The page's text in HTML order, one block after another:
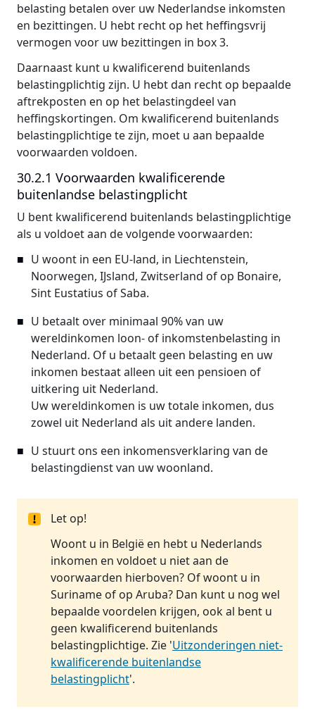
belasting betalen over uw Nederlandse inkomsten
en bezittingen. U hebt recht op het heffingsvrij
vermogen voor uw bezittingen in box 3.
Daarnaast kunt u kwalificerend buitenlands
belastingplichtig zijn. U hebt dan recht op bepaalde
aftrekposten en op het belastingdeel van
heffingskortingen. Om kwalificerend buitenlands
belastingplichtige te zijn, moet u aan bepaalde
voorwaarden voldoen.
30.2.1 Voorwaarden kwalificerende
buitenlandse belastingplicht
U bent kwalificerend buitenlands belastingplichtige
als u voldoet aan de volgende voorwaarden:
U woont in een EU-land, in Liechtenstein,
Noorwegen, IJsland, Zwitserland of op Bonaire,
Sint Eustatius of Saba.
U betaalt over minimaal 90% van uw
wereldinkomen loon- of inkomstenbelasting in
Nederland. Of u betaalt geen belasting en uw
inkomen bestaat alleen uit een pensioen of
uitkering uit Nederland.
Uw wereldinkomen is uw totale inkomen, dus
zowel uit Nederland als uit andere landen.
U stuurt ons een inkomensverklaring van de
belastingdienst van uw woonland.
Let op!
Woont u in België en hebt u Nederlands
inkomen en voldoet u niet aan de
voorwaarden hierboven? Of woont u in
Suriname of op Aruba? Dan kunt u nog wel
bepaalde voordelen krijgen, ook al bent u
geen kwalificerend buitenlands
belastingplichtige. Zie 'Uitzonderingen niet-
kwalificerende buitenlandse
belastingplicht'.